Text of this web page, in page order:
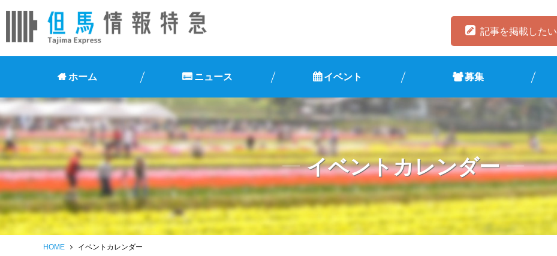
記事を掲載したい
ホーム ニュース イベント 募集
イベントカレンダー
HOME イベントカレンダー